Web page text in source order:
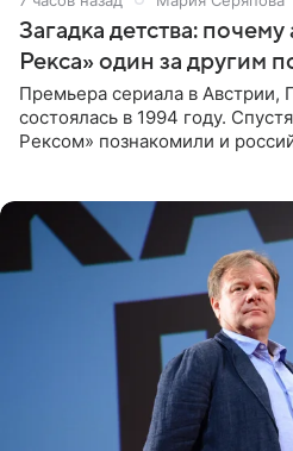
Загадка детства:
Рекса» один за другим
Премьера сериала в Австрии,
состоялась в 1994 году.
Рексом» познакомили и